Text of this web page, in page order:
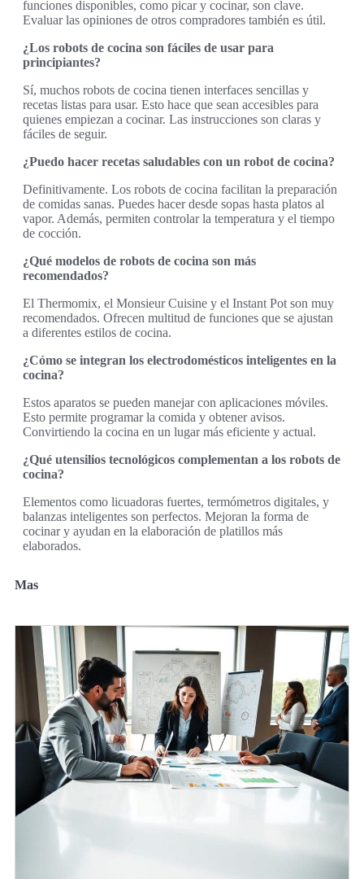
funciones disponibles, como picar y cocinar, son clave.
Evaluar las opiniones de otros compradores también es útil.
¿Los robots de cocina son fáciles de usar para
principiantes?
Sí, muchos robots de cocina tienen interfaces sencillas y
recetas listas para usar. Esto hace que sean accesibles para
quienes empiezan a cocinar. Las instrucciones son claras y
fáciles de seguir.
¿Puedo hacer recetas saludables con un robot de cocina?
Definitivamente. Los robots de cocina facilitan la preparación
de comidas sanas. Puedes hacer desde sopas hasta platos al
vapor. Además, permiten controlar la temperatura y el tiempo
de cocción.
¿Qué modelos de robots de cocina son más
recomendados?
El Thermomix, el Monsieur Cuisine y el Instant Pot son muy
recomendados. Ofrecen multitud de funciones que se ajustan
a diferentes estilos de cocina.
¿Cómo se integran los electrodomésticos inteligentes en la
cocina?
Estos aparatos se pueden manejar con aplicaciones móviles.
Esto permite programar la comida y obtener avisos.
Convirtiendo la cocina en un lugar más eficiente y actual.
¿Qué utensilios tecnológicos complementan a los robots de
cocina?
Elementos como licuadoras fuertes, termómetros digitales, y
balanzas inteligentes son perfectos. Mejoran la forma de
cocinar y ayudan en la elaboración de platillos más
elaborados.
Mas